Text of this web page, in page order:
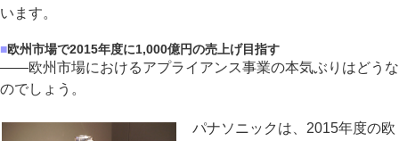
います。
■欧州市場で2015年度に1,000億円の売上げ目指す
――欧州市場におけるアプライアンス事業の本気ぶりはどうな
のでしょう。
パナソニックは、2015年度の欧